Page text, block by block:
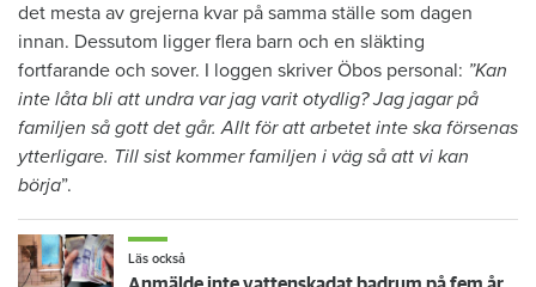
det mesta av grejerna kvar på samma ställe som dagen
innan. Dessutom ligger flera barn och en släkting
fortfarande och sover. I loggen skriver Öbos personal: ”Kan
inte låta bli att undra var jag varit otydlig? Jag jagar på
familjen så gott det går. Allt för att arbetet inte ska försenas
ytterligare. Till sist kommer familjen i väg så att vi kan
börja”.
Läs också